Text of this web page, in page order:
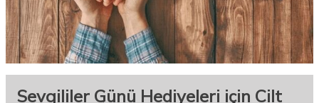
Sevgililer Günü Hediyeleri için Cilt